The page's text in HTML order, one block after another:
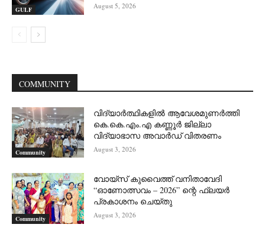
GULF August 5, 2026
COMMUNITY
Community
വിദ്യാർത്ഥികളിൽ ആവേശമുണർത്തി
കെ.കെ.എം.എ കണ്ണൂർ ജില്ലാ
വിദ്യാഭാസ അവാർഡ് വിതരണം
August 3, 2026
Community
വോയ്സ് കുവൈത്ത് വനിതാവേദി
“ഓണോത്സവം – 2026” ന്റെ ഫ്ലയർ
പ്രകാശനം ചെയ്തു
August 3, 2026